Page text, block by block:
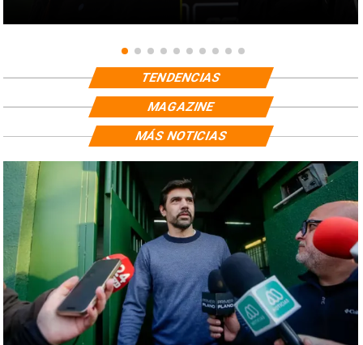
TENDENCIAS
MAGAZINE
MÁS NOTICIAS